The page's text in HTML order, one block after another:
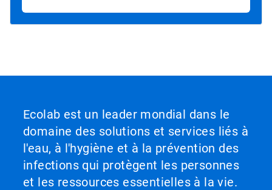
Ecolab est un leader mondial dans le
domaine des solutions et services liés à
l'eau, à l'hygiène et à la prévention des
infections qui protègent les personnes
et les ressources essentielles à la vie.